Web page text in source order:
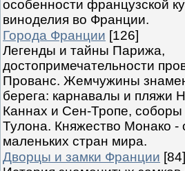
особенности французской
виноделия во Франции.
Города Франции [126]
Легенды и тайны Парижа,
достопримечательности
Прованс. Жемчужины
берега: карнавалы и пляжи
Каннах и Сен-Тропе,
Тулона. Княжество Монако -
маленьких стран мира.
Дворцы и замки Франции [84]